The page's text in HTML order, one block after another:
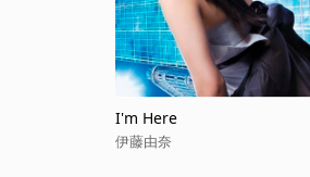
I'm Here
伊藤由奈